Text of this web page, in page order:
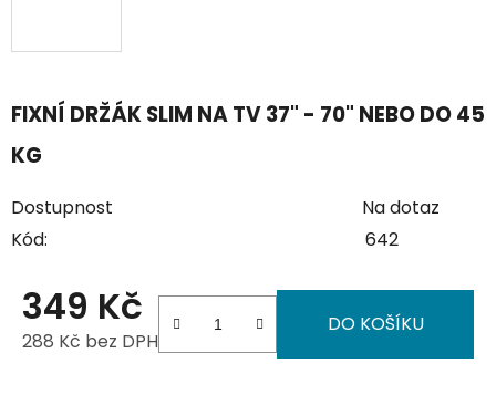
FIXNÍ DRŽÁK SLIM NA TV 37" - 70" NEBO DO 45
KG
Dostupnost
Na dotaz
Kód:
642
349 Kč
288 Kč bez DPH
DO KOŠÍKU